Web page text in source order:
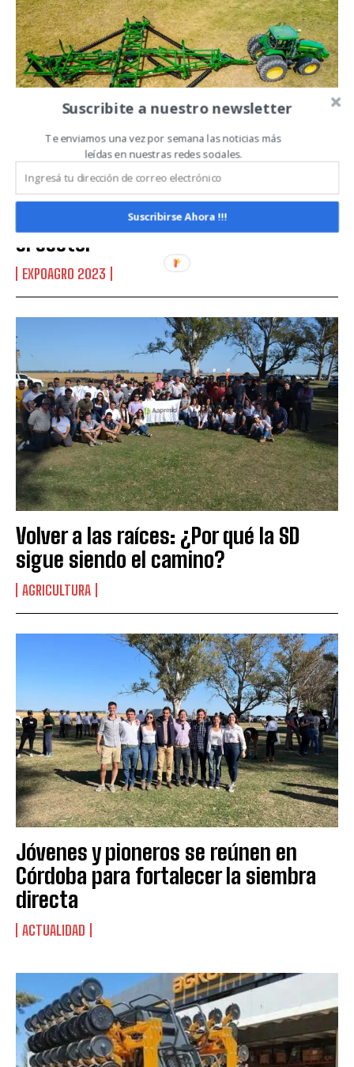
Leí y acepto laPolítica de Privacidad.
Siembra directa: El aliado del campo
que cada vez se hace más fuerte en
el sector
EXPOAGRO 2023
Volver a las raíces: ¿Por qué la SD
sigue siendo el camino?
AGRICULTURA
Jóvenes y pioneros se reúnen en
Córdoba para fortalecer la siembra
directa
ACTUALIDAD
Suscribite a nuestro newsletter
Te enviamos una vez por semana las noticias más
leídas en nuestras redes sociales.
Suscribirse Ahora !!!